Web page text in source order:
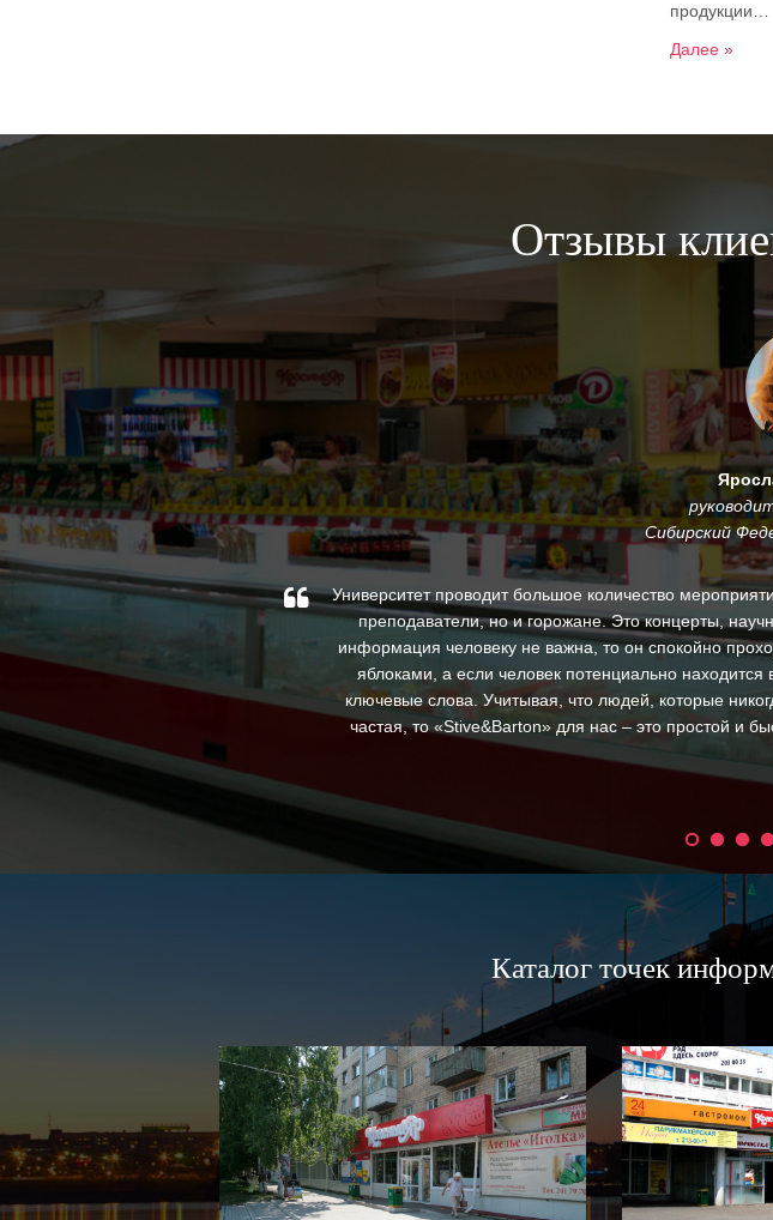
продукции…
Далее »
Отзывы
специальным проектам.
Сибирский
Университет проводит большое количество
преподаватели, но и горожане. Это концерты,
информация человеку не важна, то он спокойно
яблоками, а если человек потенциально
ключевые слова. Учитывая, что людей, которые
частая, то «Stive&Barton» для нас – это простой и
Каталог точек